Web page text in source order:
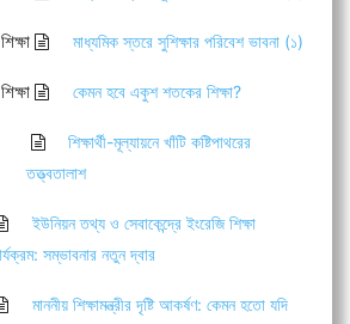
মাধ্যমিক স্তরে সুশিক্ষার পরিবেশ ভাবনা (১)
কেমন হবে একুশ শতকের শিক্ষা?
শিক্ষার্থী-মূল্যায়নে খাঁটি কষ্টিপাথরের
তত্ত্বতালাশ
ইউনিয়ন তথ্য ও সেবাকেন্দ্রে ইংরেজি শিক্ষা
সম্ভাবনার নতুন দ্বার
মাননীয় শিক্ষামন্ত্রীর দৃষ্টি আকর্ষণ: কেমন হতো যদি